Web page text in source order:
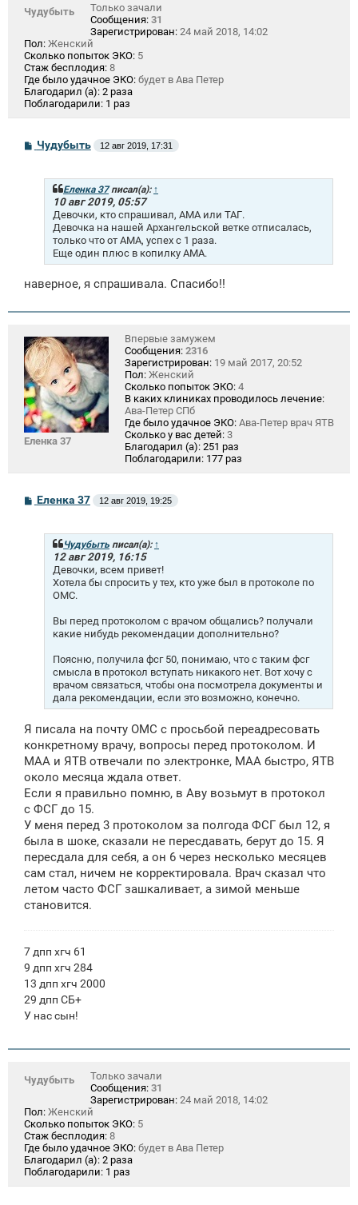
Чудубыть
Только зачали
Сообщения: 31
Зарегистрирован: 24 май 2018, 14:02
Пол: Женский
Сколько попыток ЭКО: 5
Стаж бесплодия: 8
Где было удачное ЭКО: будет в Ава Петер
Благодарил (а): 2 раза
Поблагодарили: 1 раз
СЧудубыть 12 авг 2019, 17:31
Еленка 37писал(а): ↑
10 авг 2019, 05:57
Девочки, кто спрашивал, АМА или ТАГ.
Девочка на нашей Архангельской ветке отписалась,
только что от АМА, успех с 1 раза.
Еще один плюс в копилку АМА.
наверное, я спрашивала. Спасибо!!
Еленка 37
Впервые замужем
Сообщения: 2316
Зарегистрирован: 19 май 2017, 20:52
Пол: Женский
Сколько попыток ЭКО: 4
В каких клиниках проводилось лечение:
Ава-Петер СПб
Где было удачное ЭКО: Ава-Петер врач ЯТВ
Сколько у вас детей: 3
Благодарил (а): 251 раз
Поблагодарили: 177 раз
СЕленка 37 12 авг 2019, 19:25
Чудубыть писал(а): ↑
12 авг 2019, 16:15
Девочки, всем привет!
Хотела бы спросить у тех, кто уже был в протоколе по
ОМС.
Вы перед протоколом с врачом общались? получали
какие нибудь рекомендации дополнительно?
Поясню, получила фсг 50, понимаю, что с таким фсг
смысла в протокол вступать никакого нет. Вот хочу с
врачом связаться, чтобы она посмотрела документы и
дала рекомендации, если это возможно, конечно.
Я писала на почту ОМС с просьбой переадресовать
конкретному врачу, вопросы перед протоколом. И
МАА и ЯТВ отвечали по электронке, МАА быстро, ЯТВ
около месяца ждала ответ.
Если я правильно помню, в Аву возьмут в протокол
с ФСГ до 15.
У меня перед 3 протоколом за полгода ФСГ был 12, я
была в шоке, сказали не пересдавать, берут до 15. Я
пересдала для себя, а он 6 через несколько месяцев
сам стал, ничем не корректировала. Врач сказал что
летом часто ФСГ зашкаливает, а зимой меньше
становится.
7 дпп хгч 61
9 дпп хгч 284
13 дпп хгч 2000
29 дпп СБ+
У нас сын!
Чудубыть
Только зачали
Сообщения: 31
Зарегистрирован: 24 май 2018, 14:02
Пол: Женский
Сколько попыток ЭКО: 5
Стаж бесплодия: 8
Где было удачное ЭКО: будет в Ава Петер
Благодарил (а): 2 раза
Поблагодарили: 1 раз